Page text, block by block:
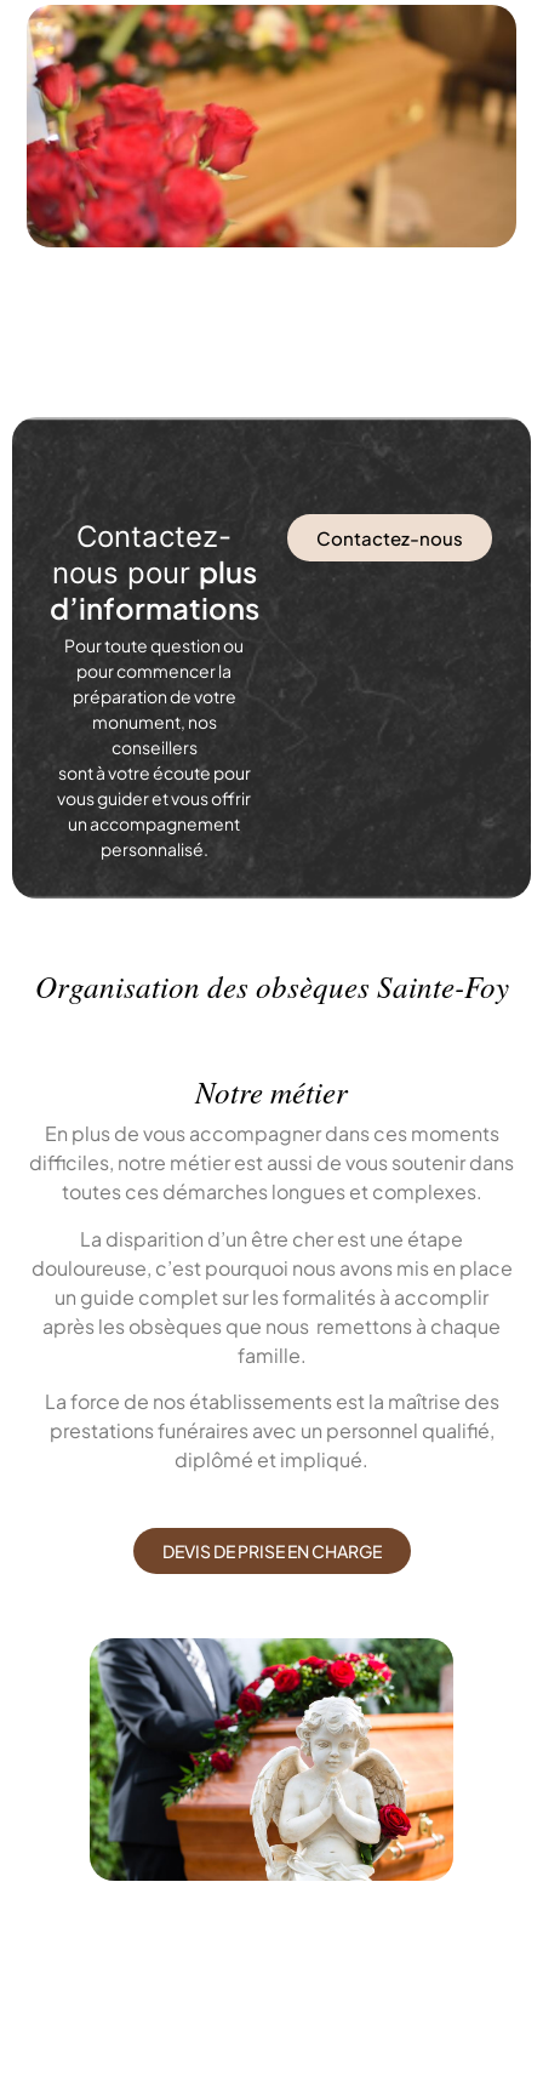
Contactez-
nous pour plus
d’informations
Pour toute question ou
pour commencer la
préparation de votre
monument, nos
conseillers
sont à votre écoute pour
vous guider et vous offrir
un accompagnement
personnalisé.
Contactez-nous
Organisation des obsèques Sainte-Foy
Notre métier
En plus de vous accompagner dans ces moments
difficiles, notre métier est aussi de vous soutenir dans
toutes ces démarches longues et complexes.
La disparition d’un être cher est une étape
douloureuse, c’est pourquoi nous avons mis en place
un guide complet sur les formalités à accomplir
après les obsèques que nous remettons à chaque
famille.
La force de nos établissements est la maîtrise des
prestations funéraires avec un personnel qualifié,
diplômé et impliqué.
DEVIS DE PRISE EN CHARGE